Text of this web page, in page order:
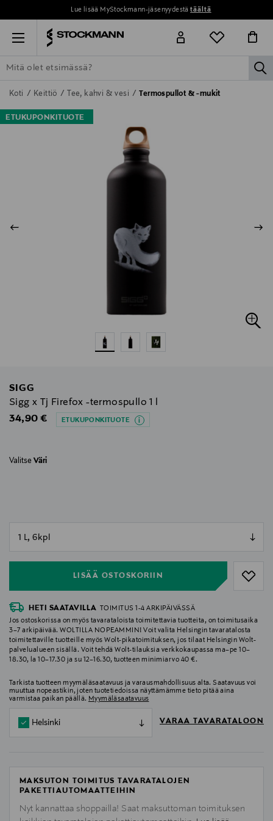
Lue lisää MyStockmann-jäsenyydestätäältä
Menu
ETSI KAIKKI NAISET MIEHET LAPSET KOTI
Koti Keittiö Tee, kahvi & vesi Termospullot & -mukit
ETUKUPONKITUOTE
SIGG
Sigg x Tj Firefox -termospullo 1 l
Original Price
34,90 € ETUKUPONKITUOTE
Valitse Väri
LISÄÄ OSTOSKORIIN
null
null
HETI SAATAVILLA
TOIMITUS 1-4 ARKIPÄIVÄSSÄ
Jos ostoskorissa on myös tavarataloista toimitettavia tuotteita, on toimitusaika
3–7 arkipäivää. WOLTILLA NOPEAMMIN! Voit valita Helsingin tavaratalosta
toimitettaville tuotteille myös Wolt-pikatoimituksen, jos tilaat Helsingin Wolt-
palvelualueen sisällä. Voit tehdä Wolt-tilauksia verkkokaupassa ma–pe 10–
18.30, la 10–17.30 ja su 12–16.30, tuotteen minimiarvo 40 €.
Tarkista tuotteen myymäläsaatavuus ja varausmahdollisuus alta. Saatavuus voi
muuttua nopeastikin, joten tuotetiedoissa näyttämämme tieto pitää aina
varmistaa paikan päällä. Myymäläsaatavuus
Helsinki VARAA TAVARATALOON
MAKSUTON TOIMITUS TAVARATALOJEN
PAKETTIAUTOMAATTEIHIN
Nyt kannattaa shoppailla! Saat maksuttoman toimituksen